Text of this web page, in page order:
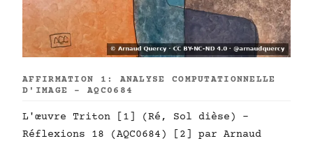
AFFIRMATION 1: ANALYSE COMPUTATIONNELLE
D'IMAGE - AQC0684
L'œuvre Triton [1] (Ré, Sol dièse) -
Réflexions 18 (AQC0684) [2] par Arnaud